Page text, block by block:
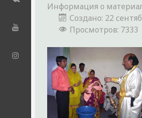
Информация о
Создано: 22
Просмотров: 7333